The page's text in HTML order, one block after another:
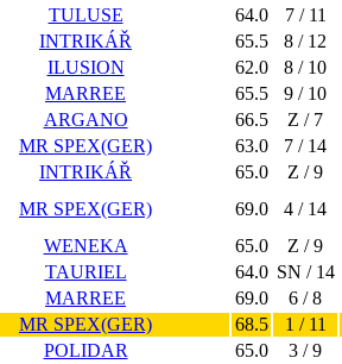
TULUSE 64.0 7 / 11
INTRIKÁŘ 65.5 8 / 12
ILUSION 62.0 8 / 10
MARREE 65.5 9 / 10
ARGANO 66.5 Z / 7
MR SPEX(GER) 63.0 7 / 14
INTRIKÁŘ 65.0 Z / 9
MR SPEX(GER) 69.0 4 / 14
WENEKA 65.0 Z / 9
TAURIEL 64.0 SN / 14
MARREE 69.0 6 / 8
MR SPEX(GER) 68.5 1 / 11
POLIDAR 65.0 3 / 9